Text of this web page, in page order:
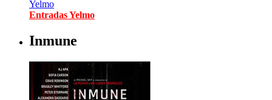
Yelmo
Entradas Yelmo
Inmune